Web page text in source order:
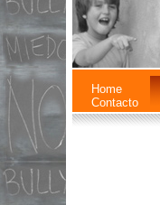
Home
Contacto